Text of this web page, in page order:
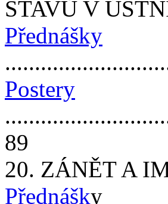
STAVŮ V
Přednášky
Postery
89
20. ZÁNĚT A
Přednášky